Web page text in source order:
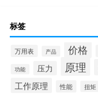
标签
万用表 产品 价格
功能 压力 原理
工作原理 性能 扭矩